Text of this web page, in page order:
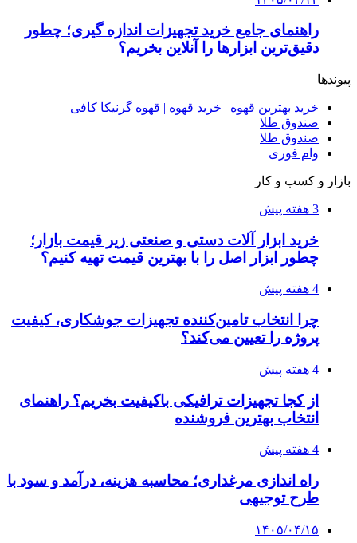
۱۴۰۵/۰۴/۱۵
فروشگاه کتاب DMDBook | خرید کتاب فانتزی،
عاشقانه، دارک رومنس و رمان بدون حذفیات
راهنمای جامع خرید تجهیزات اندازه گیری؛ چطور
دقیق‌ترین ابزارها را آنلاین بخریم؟
فرصت‌های آربیتراژ ارز دیجیتال
۱۴۰۵/۰۴/۰۶
محبوب شده است؟
۱۴۰۵/۰۳/۳۱
که نباید نادیده بگیرید
۱۴۰۵/۰۳/۲۸
نمی‌توانند با سازمان‌ها و شرکت‌های بزرگ همکاری
کنند؟
پیشنهاد سردبیر
۱۴۰۵/۰۲/۲۵